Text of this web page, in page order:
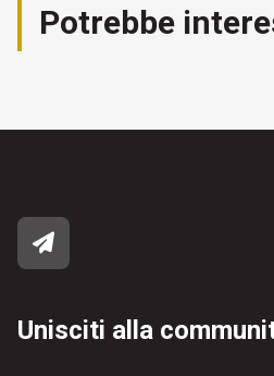
Potrebbe
Unisciti alla